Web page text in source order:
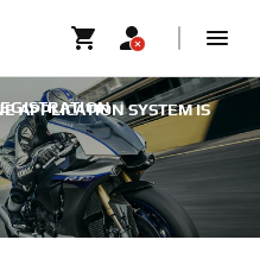
APPLICATION SYSTEM IS
|